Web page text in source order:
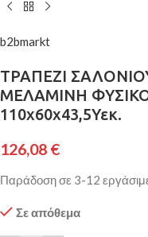
b2bmarkt
ΤΡΑΠΕΖΙ
ΜΕΛΑΜΙΝΗ
110x60x43,5Υεκ.
126,08 €
Παράδοση σε 3-12
Σε απόθεμα